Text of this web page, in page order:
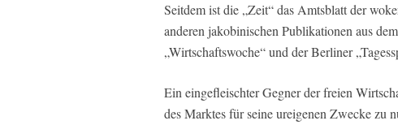
Seitdem ist die „Zeit“ das Amtsblatt der
anderen jakobinischen Publikationen aus
„Wirtschaftswoche“ und der Berliner
Ein eingefleischter Gegner der freien
des Marktes für seine ureigenen Zwecke zu